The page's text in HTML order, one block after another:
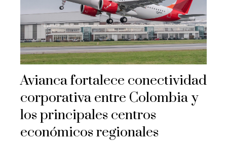
Avianca fortalece conectividad
corporativa entre Colombia y
los principales centros
económicos regionales